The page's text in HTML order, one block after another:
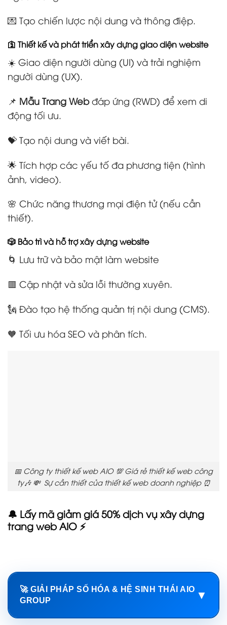
💌 Tạo chiến lược nội dung và thông điệp.
🛐 Thiết kế và phát triển xây dựng giao diện website
☀️ Giao diện người dùng (UI) và trải nghiệm
người dùng (UX).
📌 Mẫu Trang Webđáp ứng (RWD) để xem di
động tối ưu.
💝 Tạo nội dung và viết bài.
🌟 Tích hợp các yếu tố đa phương tiện (hình
ảnh, video).
🌸 Chức năng thương mại điện tử (nếu cần
thiết).
🎲 Bảo trì và hỗ trợ xây dựng website
🌀 Lưu trữ và bảo mật làm website
🟥 Cập nhật và sửa lỗi thường xuyên.
🗽 Đào tạo hệ thống quản trị nội dung (CMS).
🧡 Tối ưu hóa SEO và phân tích.
📅 Công ty thiết kế web AIO 💯 Giá rẻ thiết kế web công
ty🎶 💸 Sự cần thiết của thiết kế web doanh nghiệp ⏰
🔔 Lấy mã giảm giá 50% dịch vụ xây dựng
trang web AIO ⚡
🚀 GIẢI PHÁP SỐ HÓA & HỆ SINH THÁI AIO
GROUP
▼